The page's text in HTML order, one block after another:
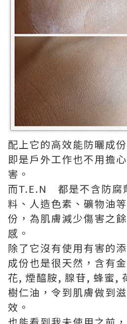
配上它的高效能防曬成
即是戶外工作也不用擔
害。
而T.E.N 都是不含防腐
料、人造色素、礦物油
份，為肌膚減少傷害之
感。
除了它沒有使用有害的
成份也是很天然，含有
花, 煙醯胺, 腺苷, 蜂蜜,
樹仁油，令到肌膚做到
效。